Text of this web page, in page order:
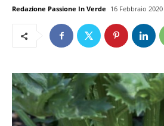
Redazione Passione In Verde 16 Febbraio 2020